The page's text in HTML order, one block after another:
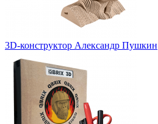
3D-конструктор Александр Пушкин